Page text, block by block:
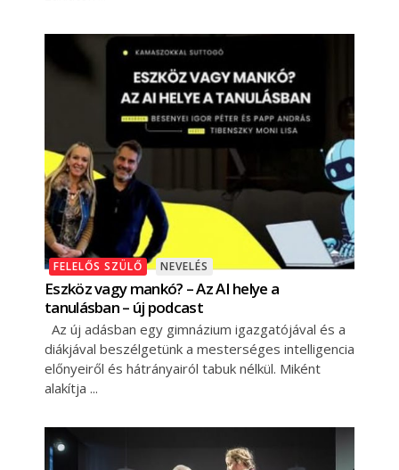
FELELŐS SZÜLŐ NEVELÉS
Eszköz vagy mankó? – Az AI helye a
tanulásban – új podcast
Az új adásban egy gimnázium igazgatójával és a
diákjával beszélgetünk a mesterséges intelligencia
előnyeiről és hátrányairól tabuk nélkül. Miként
alakítja